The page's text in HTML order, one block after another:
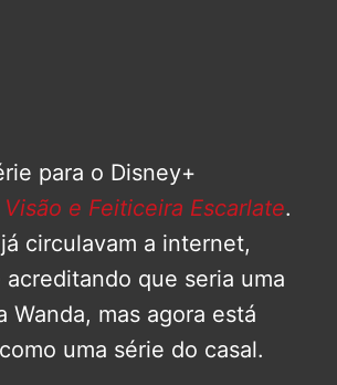
para o Disney+
Visão e Feiticeira Escarlate.
circulavam a internet,
que seria uma
Wanda, mas agora está
uma série do casal.